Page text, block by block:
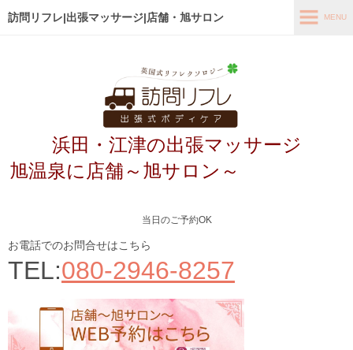
訪問リフレ|出張マッサージ|店舗・旭サロン
浜田・江津の出張マッサージ
旭温泉に店舗～旭サロン～
当日のご予約OK
お電話でのお問合せはこちら
TEL:080-2946-8257
MENU
店舗メニュー～旭サロン～
お客様の声
メディア掲載
あなたの最適なコース診断